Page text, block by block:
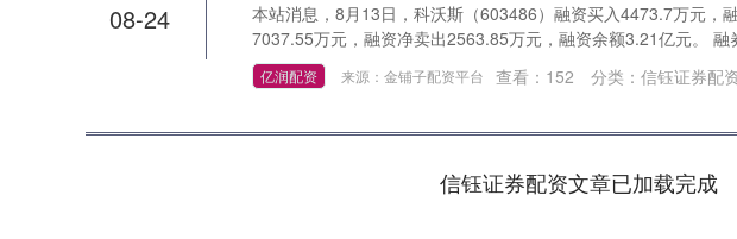
08-24
本站消息，8月13日，科沃斯（603486）融资买入4473.7万元，
7037.55万元，融资净卖出2563.85万元，融资余额3.21亿元。 融
亿润配资 来源：金铺子配资平台 查看： 152 分类： 信钰证券配
信钰证券配资文章已加载完成